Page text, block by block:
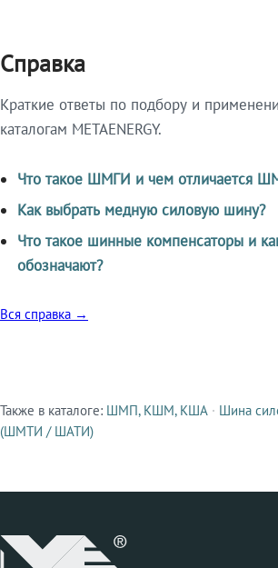
Справка
Краткие ответы по подбору и
каталогам METAENERGY.
Что такое ШМГИ и чем отличается
Как выбрать медную силовую шину?
Что такое шинные компенсаторы и
обозначают?
Вся справка →
Смежные продукты
Также в каталоге: ШМП, КШМ, КША · Шина
(ШМТИ / ШАТИ)